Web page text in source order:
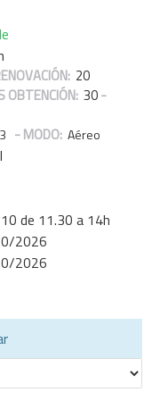
20
OBTENCIÓN: 30-
3 - MODO: Aéreo
de 11.30 a 14h
2026
2026